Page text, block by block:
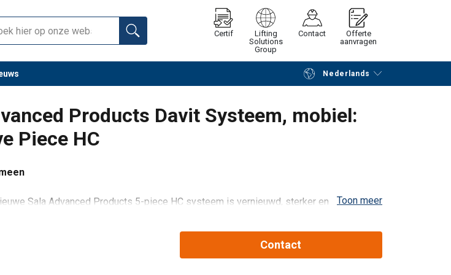
Certif
Lifting
Solutions
Group
Contact
Offerte
aanvragen
Nederlands
Verder winkelen Vraag offerte aan
Products Davit Systeem, mobiel:
Piece HC
Sala Advanced Products 5-piece HC systeem is vernieuwd, sterker en beterToon meer
Contact